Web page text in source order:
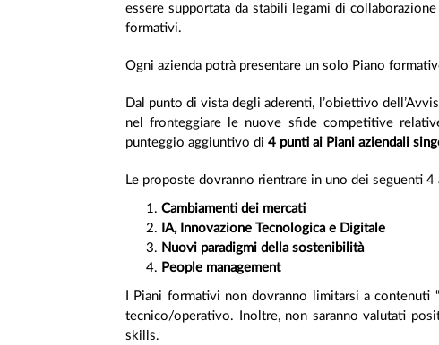
essere supportata da stabili legami di
formativi.
Ogni azienda potrà presentare un solo Piano
Dal punto di vista degli aderenti, l’obiettivo
nel fronteggiare le nuove sfide competitive
punteggio aggiuntivo di 4 punti ai Piani aziendali
Le proposte dovranno rientrare in uno dei seguenti
Cambiamenti dei mercati
IA, Innovazione Tecnologica e Digitale
Nuovi paradigmi della sostenibilità
People management
I Piani formativi non dovranno limitarsi a contenuti
tecnico/operativo. Inoltre, non saranno valutati
skills.